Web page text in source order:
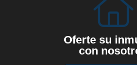
Oferte su
con